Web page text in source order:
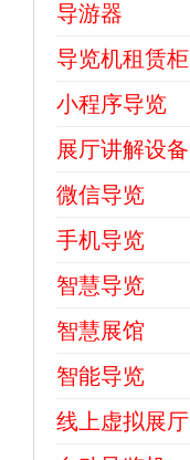
导游器
导览机租赁柜
小程序导览
展厅讲解设备
微信导览
手机导览
智慧导览
智慧展馆
智能导览
线上虚拟展厅